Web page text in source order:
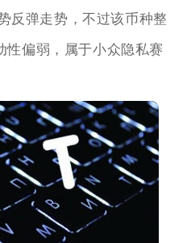
反弹走势，不过该币种整
性偏弱，属于小众隐私赛